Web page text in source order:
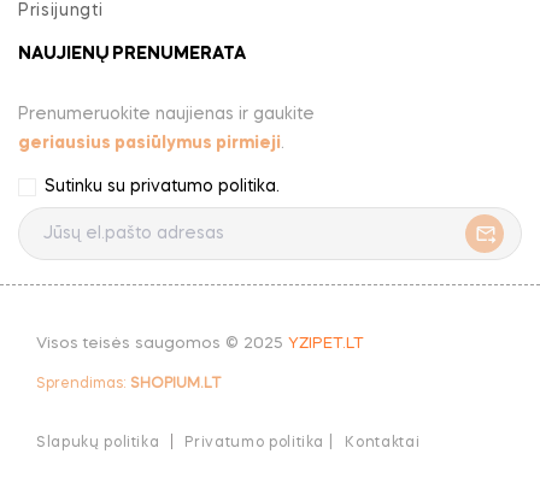
Prisijungti
NAUJIENŲ PRENUMERATA
Prenumeruokite naujienas ir gaukite
geriausius pasiūlymus pirmieji.
Sutinku su privatumo politika.
Visos teisės saugomos © 2025 YZIPET.LT
Sprendimas: SHOPIUM.LT
Slapukų politika Privatumo politika | Kontaktai